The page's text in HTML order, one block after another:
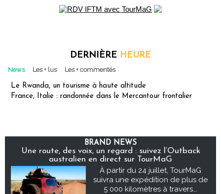
DERNIÈRE HEURE
News Les + lus Les + commentés
Le Rwanda, un tourisme à haute altitude
France, Italie : randonnée dans le Mercantour frontalier
BRAND NEWS
Une route, des voix, un regard : suivez l’Outback
australien en direct sur TourMaG
À partir du 24 juillet, TourMaG
suivra une expédition de plus de
5 000 kilomètres à travers...